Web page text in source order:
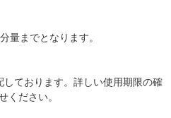
量までとなります。
ております。詳しい使用期限の確
ください。